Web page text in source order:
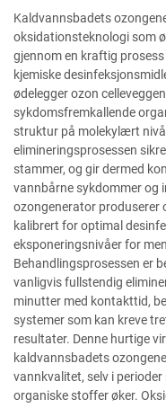
Kaldvannsbadets
oksidationsteknologi som
gjennom en kraftig
kjemiske
ødelegger ozon
sykdomsfremkallende
struktur på molekylært
elimineringsprosessen
stammer, og gir dermed
vannbårne sykdommer og
ozongenerator produserer
kalibrert for optimal
eksponeringsnivåer for
Behandlingsprosessen er
vanligvis fullstendig
minutter med kontakttid,
systemer som kan kreve
resultater. Denne hurtige
kaldvannsbadets
vannkvalitet, selv i
organiske stoffer øker.